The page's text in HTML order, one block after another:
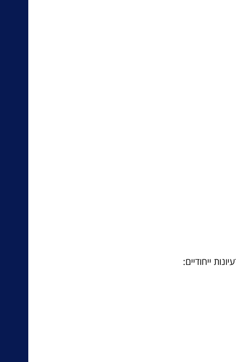
ייחודיים: